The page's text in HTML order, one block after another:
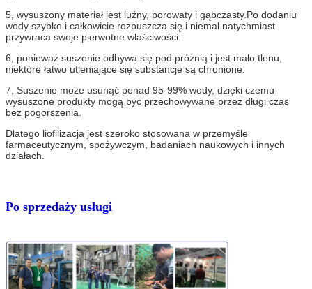
5, wysuszony materiał jest luźny, porowaty i gąbczasty.Po dodaniu
wody szybko i całkowicie rozpuszcza się i niemal natychmiast
przywraca swoje pierwotne właściwości.
6, ponieważ suszenie odbywa się pod próżnią i jest mało tlenu,
niektóre łatwo utleniające się substancje są chronione.
7, Suszenie może usunąć ponad 95-99% wody, dzięki czemu
wysuszone produkty mogą być przechowywane przez długi czas
bez pogorszenia.
Dlatego liofilizacja jest szeroko stosowana w przemyśle
farmaceutycznym, spożywczym, badaniach naukowych i innych
działach.
Po sprzedaży usługi